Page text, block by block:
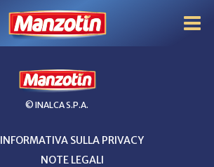
© INALCA S.P.A.
INFORMATIVA SULLA PRIVACY
NOTE LEGALI